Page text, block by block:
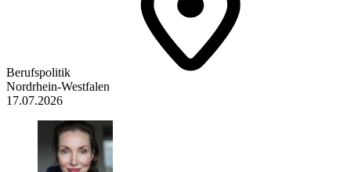
Berufspolitik
Nordrhein-Westfalen
17.07.2026